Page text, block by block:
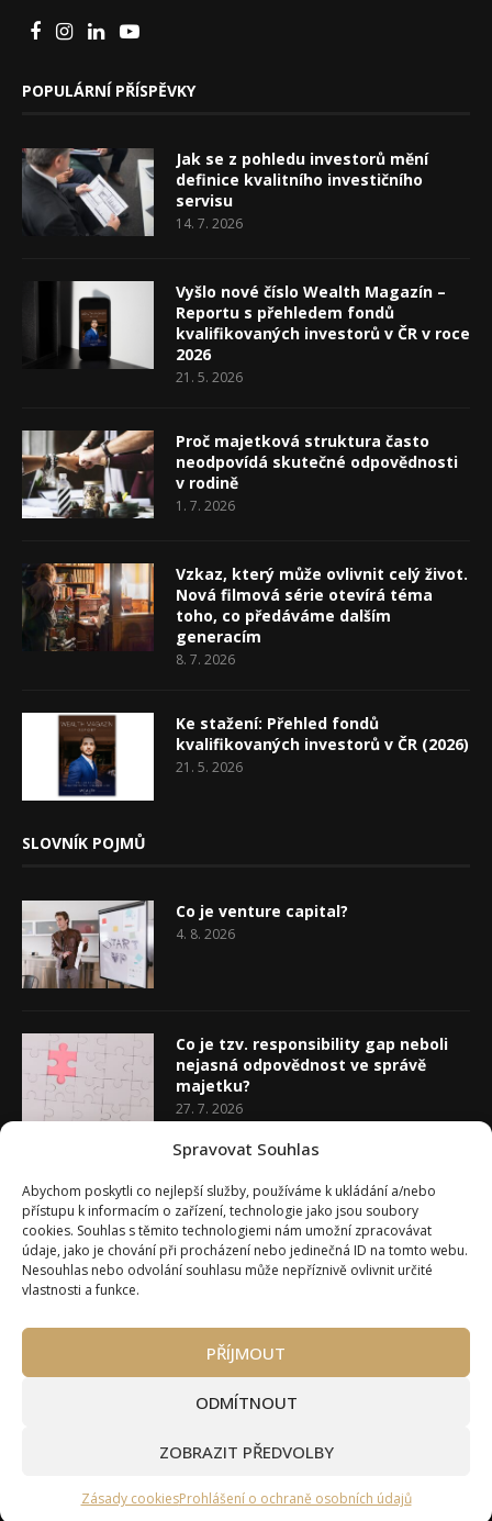
Spravovat Souhlas
Abychom poskytli co nejlepší služby, používáme k ukládání a/nebo
přístupu k informacím o zařízení, technologie jako jsou soubory
cookies. Souhlas s těmito technologiemi nám umožní zpracovávat
údaje, jako je chování při procházení nebo jedinečná ID na tomto webu.
Nesouhlas nebo odvolání souhlasu může nepříznivě ovlivnit určité
vlastnosti a funkce.
PŘÍJMOUT
ODMÍTNOUT
ZOBRAZIT PŘEDVOLBY
Zásady cookiesProhlášení o ochraně osobních údajů
POPULÁRNÍ PŘÍSPĚVKY
Jak se z pohledu investorů mění
definice kvalitního investičního
servisu
14. 7. 2026
Vyšlo nové číslo Wealth Magazín –
Reportu s přehledem fondů
kvalifikovaných investorů v ČR v roce
2026
21. 5. 2026
Proč majetková struktura často
neodpovídá skutečné odpovědnosti
v rodině
1. 7. 2026
Vzkaz, který může ovlivnit celý život.
Nová filmová série otevírá téma
toho, co předáváme dalším
generacím
8. 7. 2026
Ke stažení: Přehled fondů
kvalifikovaných investorů v ČR (2026)
21. 5. 2026
SLOVNÍK POJMŮ
Co je venture capital?
4. 8. 2026
Co je tzv. responsibility gap neboli
nejasná odpovědnost ve správě
majetku?
27. 7. 2026
20. 7. 2026
O Wealth Magazínu Můj účet
Kontakty
Máte zájem o spolupráci?
Pravidla používání webu wmag.cz
Ke stažení (partneři a autoři)
© 2020 - 2026 Wealth Magazín - Wealth Magazín s.r.o.